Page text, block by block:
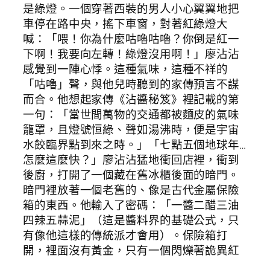
是綠燈。一個穿著西裝的男人小心翼翼地把
車停在路中央，搖下車窗，對著紅綠燈大
喊：「喂！你為什麼咕嚕咕嚕？你倒是紅一
下啊！我要向左轉！綠燈沒用啊！」廖沾沾
感覺到一陣心悸。這種氣味，這種不祥的
「咕嚕」聲，與他兒時聽到的家傳預言不謀
而合。他想起家傳《沾醬秘笈》裡記載的第
一句：「當世間萬物的交通都被麵皮的氣味
籠罩，且燈號恒綠、聲如湯沸時，便是宇宙
水餃臨界點到來之時。」「七點五個地球年…
怎麼這麼快？」廖沾沾猛地衝回店裡，衝到
後廚，打開了一個藏在舊冰櫃後面的暗門。
暗門裡放著一個老舊的、像是古代金屬保險
箱的東西。他輸入了密碼：「一醬二醋三油
四辣五蒜泥」（這是醬料界的基礎公式，只
有像他這樣的傳統派才會用）。保險箱打
開，裡面沒有黃金，只有一個閃爍著詭異紅